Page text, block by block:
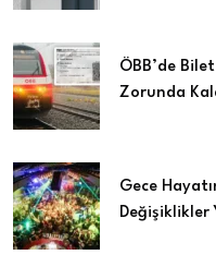
ÖBB’de
Zorunda
Gece
Değişiklikler